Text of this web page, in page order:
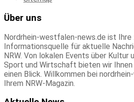
Über uns
Nordrhein-westfalen-news.de ist Ihre
Informationsquelle für aktuelle
NRW. Von lokalen Events über Kultur
Sport und Wirtschaft bieten wir
einen Blick. Willkommen bei
Ihrem NRW-Magazin.